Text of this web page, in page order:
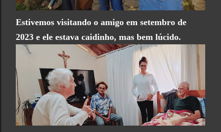
Estivemos visitando o amigo em setembro de
2023 e ele estava caidinho, mas bem lúcido.